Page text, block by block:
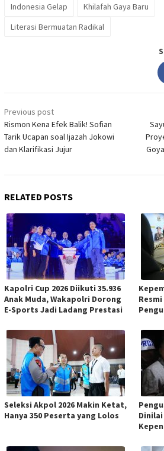
Indonesia Gelap
Khilafah Gaya Baru
Literasi Bermuatan Radikal
Post
navigation
Previous post
Rismon Kena Efek Balik! Sofian
Tarik Ucapan soal Ijazah Jokowi
dan Klarifikasi Jujur
RELATED POSTS
Kapolri Cup 2026 Diikuti 35.936
Anak Muda, Wakapolri Dorong
E-Sports Jadi Ladang Prestasi
Seleksi Akpol 2026 Makin Ketat,
Hanya 350 Peserta yang Lolos